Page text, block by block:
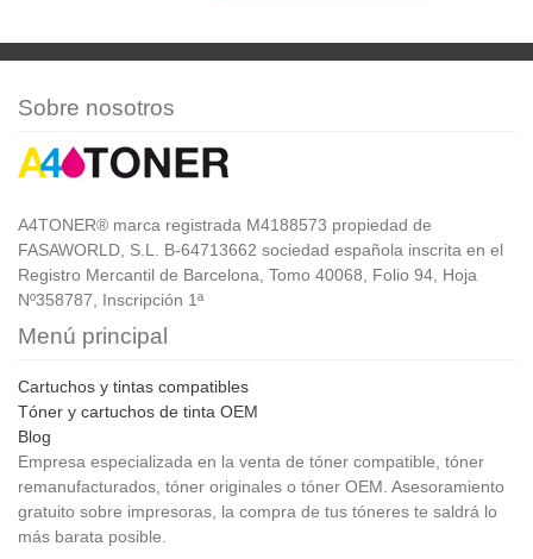
Sobre nosotros
A4TONER® marca registrada M4188573 propiedad de
FASAWORLD, S.L. B-64713662 sociedad española inscrita en el
Registro Mercantil de Barcelona, Tomo 40068, Folio 94, Hoja
Nº358787, Inscripción 1ª
Menú principal
Cartuchos y tintas compatibles
Tóner y cartuchos de tinta OEM
Blog
Empresa especializada en la venta de tóner compatible, tóner
remanufacturados, tóner originales o tóner OEM. Asesoramiento
gratuito sobre impresoras, la compra de tus tóneres te saldrá lo
más barata posible.